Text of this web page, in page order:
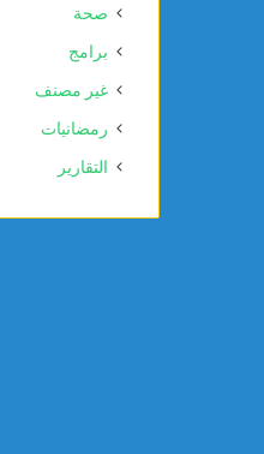
صحة
برامج
غير مصنف
رمضانيات
التقارير